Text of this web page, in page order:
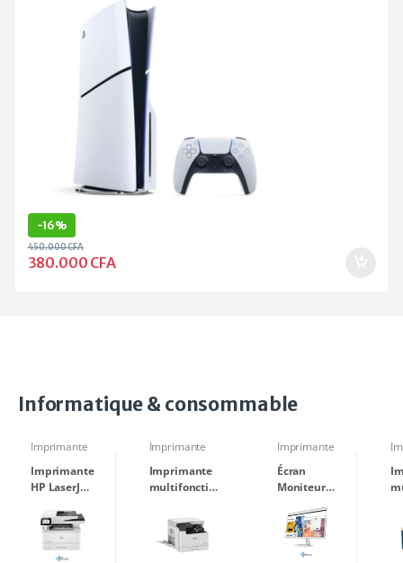
-16%
380.000 CFA
450.000CFA
Informatique & consommable
Imprimante
Imprimante
HP LaserJet
4103fdw
Imprimante
Imprimante
multifonction
CANON IR
2425 A3
Imprimante
Écran
Moniteur
blanc 23.8
pouces
Série 5